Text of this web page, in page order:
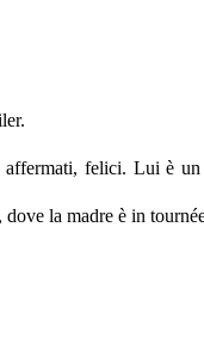
felici. Lui è
la madre è in